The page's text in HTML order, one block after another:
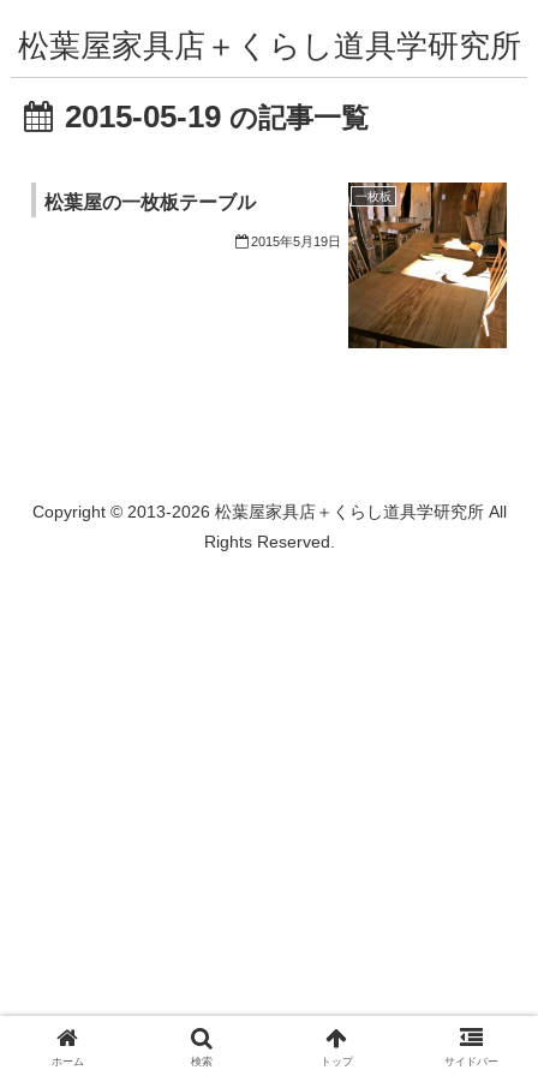
松葉屋家具店＋くらし道具学研究所
2015-05-19 の記事一覧
一枚板
松葉屋の一枚板テーブル
2015年5月19日
Copyright © 2013-2026 松葉屋家具店＋くらし道具学研究所 All
Rights Reserved.
ホーム 検索 トップ サイドバー